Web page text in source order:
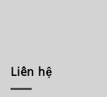
Liên hệ